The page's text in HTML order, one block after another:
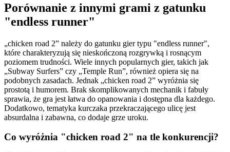
Porównanie z innymi grami z gatunku
"endless runner"
„chicken road 2” należy do gatunku gier typu "endless runner",
które charakteryzują się nieskończoną rozgrywką i rosnącym
poziomem trudności. Wiele innych popularnych gier, takich jak
„Subway Surfers” czy „Temple Run”, również opiera się na
podobnych zasadach. Jednak „chicken road 2” wyróżnia się
prostotą i humorem. Brak skomplikowanych mechanik i fabuły
sprawia, że gra jest łatwa do opanowania i dostępna dla każdego.
Dodatkowo, tematyka kurczaka przekraczającego ulicę jest
absurdalna i zabawna, co dodaje grze uroku.
Co wyróżnia "chicken road 2" na tle konkurencji?